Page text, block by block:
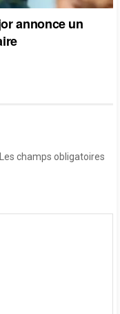
annonce un
Les champs obligatoires